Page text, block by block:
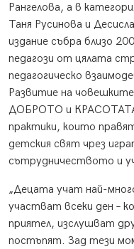
Рангелова, а в
Таня Русинова и
издание събра близо
педагози от цялата
педагогическо
Развитие на
ДОБРОТО и
практики, които
детския свят чрез
сътрудничеството и
„Децата учат най-
участват всеки ден –
приятел, изслушват
постъпят. Зад тези